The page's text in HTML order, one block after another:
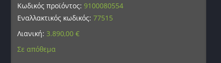
Κωδικός προϊόντος:9100080554
Εναλλακτικός κωδικός:77515
Λιανική: 3.890,00€
Σε απόθεμα